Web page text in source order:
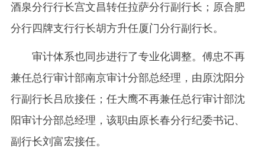
酒泉分行行长宫文昌转任拉萨分行副行长；原合肥
分行四牌支行行长胡方升任厦门分行副行长。
审计体系也同步进行了专业化调整。傅忠不再
兼任总行审计部南京审计分部总经理，由原沈阳分
行副行长吕欣接任；任大鹰不再兼任总行审计部沈
阳审计分部总经理，该职由原长春分行纪委书记、
副行长刘富宏接任。